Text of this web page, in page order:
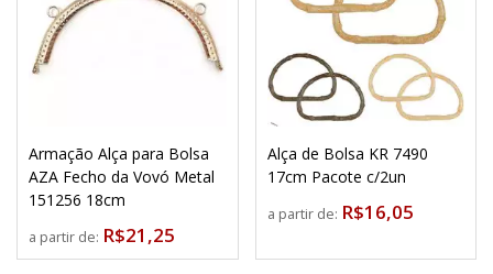
Armação Alça para Bolsa
AZA Fecho da Vovó Metal
151256 18cm
a partir de: R$21,25
Alça de Bolsa KR 7490
17cm Pacote c/2un
a partir de: R$16,05